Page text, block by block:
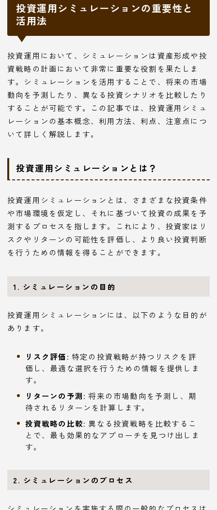
投資運用シミュレーションの重要性と
活用法
投資運用において、シミュレーションは資産形成や投
資戦略の計画において非常に重要な役割を果たしま
す。シミュレーションを活用することで、将来の市場
動向を予測したり、異なる投資シナリオを比較したり
することが可能です。この記事では、投資運用シミュ
レーションの基本概念、利用方法、利点、注意点につ
いて詳しく解説します。
投資運用シミュレーションとは？
投資運用シミュレーションとは、さまざまな投資条件
や市場環境を仮定し、それに基づいて投資の成果を予
測するプロセスを指します。これにより、投資家はリ
スクやリターンの可能性を評価し、より良い投資判断
を行うための情報を得ることができます。
1. シミュレーションの目的
投資運用シミュレーションには、以下のような目的が
あります。
リスク評価: 特定の投資戦略が持つリスクを評
価し、最適な選択を行うための情報を提供しま
す。
リターンの予測: 将来の市場動向を予測し、期
待されるリターンを計算します。
投資戦略の比較: 異なる投資戦略を比較するこ
とで、最も効果的なアプローチを見つけ出しま
す。
2. シミュレーションのプロセス